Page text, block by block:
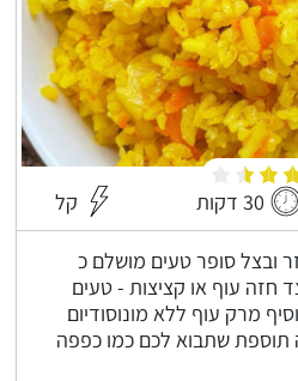
30 דקות קל
ובצל סופר טעים מושלם כ
חזה עוף או קציצות - טעים
מרק עוף ללא מונוסודיום
שתבוא לכם כמו כפפה